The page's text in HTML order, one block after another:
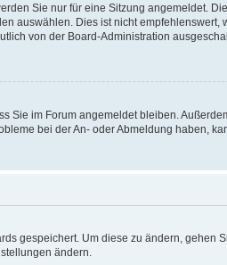
Sie nur für eine Sitzung angemeldet.
auswählen. Dies ist nicht
von der Board-Administration
Sie im Forum angemeldet bleiben.
bei der An- oder Abmeldung haben,
gespeichert. Um diese zu ändern, gehen
ändern.